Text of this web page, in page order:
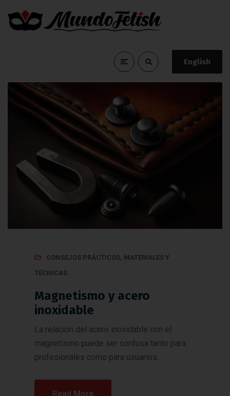
English
coser
CONSEJOS PRÁCTICOS, MATERIALES Y
TÉCNICAS
Magnetismo y acero
inoxidable
La relación del acero inoxidable con el
magnetismo puede ser confusa tanto para
profesionales como para usuarios.
Read More